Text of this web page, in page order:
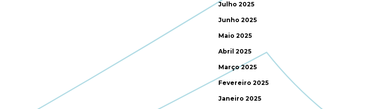
Julho 2025
Junho 2025
Maio 2025
Abril 2025
Março 2025
Fevereiro 2025
Janeiro 2025